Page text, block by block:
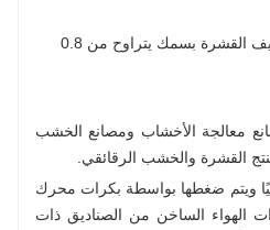
تم تصميم المجفف الدوار لتجفيف القشرة بسمك يتراوح من 0.8
معالجة الأخشاب ومصانع الخشب
القشرة والخشب الرقائقي.
ويتم ضغطها بواسطة بكرات محرك
الهواء الساخن من الصناديق ذات